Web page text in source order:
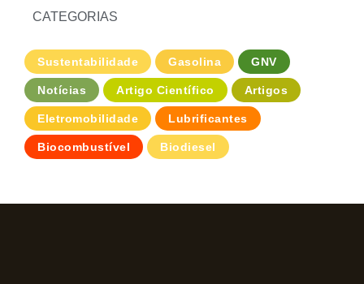
CATEGORIAS
Sustentabilidade Gasolina GNV
Notícias Artigo Científico Artigos
Eletromobilidade Lubrificantes
Biocombustível Biodiesel